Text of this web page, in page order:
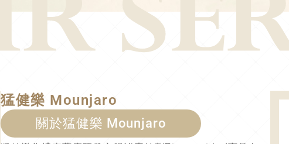
猛健樂 Mounjaro
關於猛健樂 Mounjaro